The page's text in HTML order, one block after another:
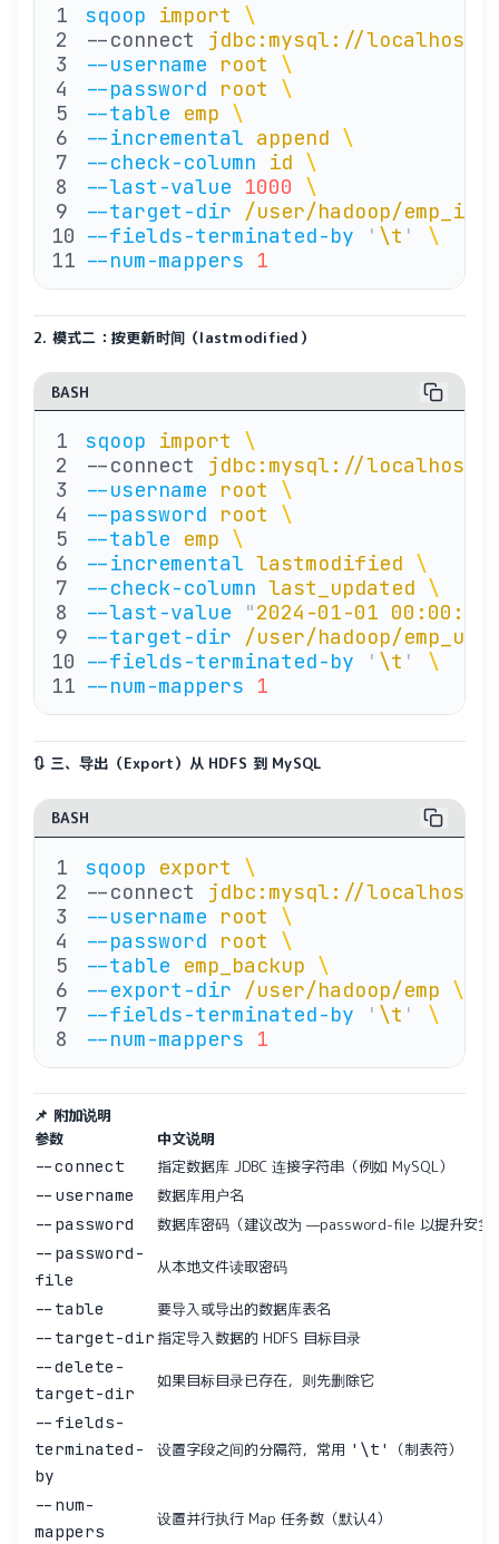
sqoop import \
--connect jdbc:mysql://
--username root \
--password root \
--table emp \
--incremental append \
--check-column id \
--last-value 1000 \
--target-dir /user/hadoop/
--fields-terminated-by ' \t ' \
--num-mappers 1
2. 模式二：按更新时间（lastmodified）
BASH
sqoop import \
--connect jdbc:mysql://
--username root \
--password root \
--table emp \
--incremental lastmodified \
--check-column last_updated \
--last-value "2024-01-01 00:00:00
--target-dir /user/hadoop/
--fields-terminated-by ' \t ' \
--num-mappers 1
🔃 三、导出（Export）从 HDFS 到 MySQL
BASH
sqoop export \
--connect jdbc:mysql://
--username root \
--password root \
--table emp_backup \
--export-dir /user/hadoop/emp \
--fields-terminated-by ' \t ' \
--num-mappers 1
📌 附加说明
参数
中文说明
--connect 指定数据库 JDBC 连接字符串（例如 MySQL）
--username 数据库用户名
--password 数据库密码（建议改为 —password-file 以提升安全
--password-
file
从本地文件读取密码
--table 要导入或导出的数据库表名
--target-dir 指定导入数据的 HDFS 目标目录
--delete-
target-dir
如果目标目录已存在，则先删除它
--fields-
terminated-
by
设置字段之间的分隔符，常用 '\t' （制表符）
--num-
mappers
设置并行执行 Map 任务数（默认4）